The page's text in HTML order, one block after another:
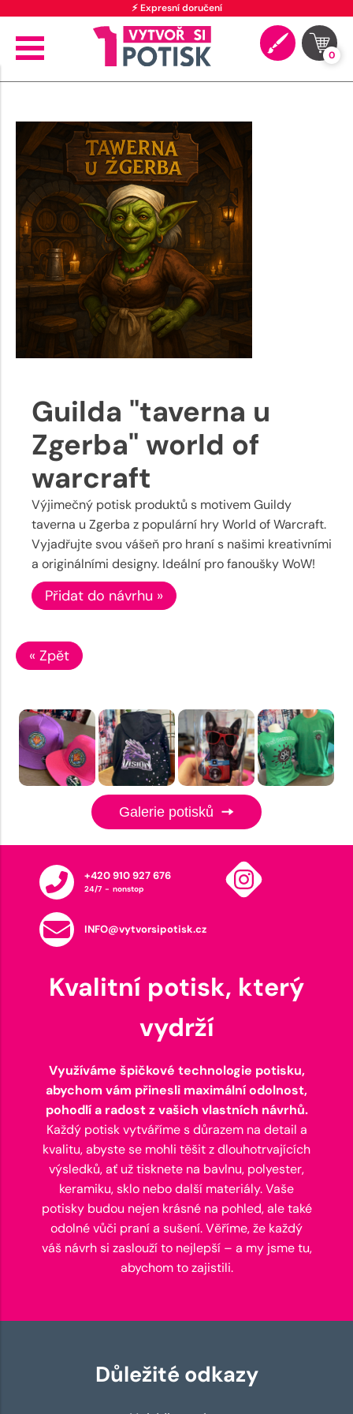
⚡ Expresní doručení
0
Guilda "taverna u
Zgerba" world of
warcraft
Výjimečný potisk produktů s motivem Guildy
taverna u Zgerba z populární hry World of Warcraft.
Vyjadřujte svou vášeň pro hraní s našimi kreativními
a originálními designy. Ideální pro fanoušky WoW!
Přidat do návrhu »
« Zpět
Galerie potisků
+420 910 927 676
24/7 - nonstop
INFO@vytvorsipotisk.cz
Kvalitní potisk, který
vydrží
Využíváme špičkové technologie potisku,
abychom vám přinesli maximální odolnost,
pohodlí a radost z vašich vlastních návrhů.
Každý potisk vytváříme s důrazem na detail a
kvalitu, abyste se mohli těšit z dlouhotrvajících
výsledků, ať už tisknete na bavlnu, polyester,
keramiku, sklo nebo další materiály. Vaše
potisky budou nejen krásné na pohled, ale také
odolné vůči praní a sušení. Věříme, že každý
váš návrh si zaslouží to nejlepší – a my jsme tu,
abychom to zajistili.
Důležité odkazy